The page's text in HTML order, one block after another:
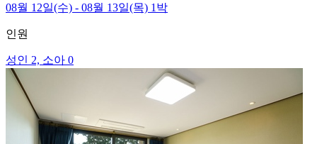
08월 12일(수) - 08월 13일(목) 1박
인원
성인 2, 소아 0